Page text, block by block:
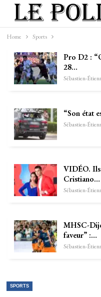
Home Sports
Pro D2 :
28…
“Son état
VIDÉO. Ils
Cristiano…
MHSC-
faveur” :…
SPORTS